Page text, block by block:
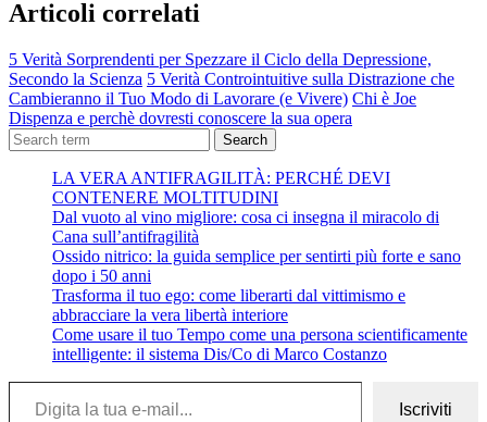
Articoli correlati
5 Verità Sorprendenti per Spezzare il Ciclo della Depressione,
Secondo la Scienza 5 Verità Controintuitive sulla Distrazione che
Cambieranno il Tuo Modo di Lavorare (e Vivere) Chi è Joe
Dispenza e perchè dovresti conoscere la sua opera
Search
LA VERA ANTIFRAGILITÀ: PERCHÉ DEVI
CONTENERE MOLTITUDINI
Dal vuoto al vino migliore: cosa ci insegna il miracolo di
Cana sull’antifragilità
Ossido nitrico: la guida semplice per sentirti più forte e sano
dopo i 50 anni
Trasforma il tuo ego: come liberarti dal vittimismo e
abbracciare la vera libertà interiore
Come usare il tuo Tempo come una persona scientificamente
intelligente: il sistema Dis/Co di Marco Costanzo
Digita la tua e-mail...
Iscriviti